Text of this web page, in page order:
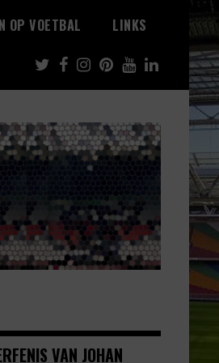
OP VOETBAL
LINKS
VAN JOHAN